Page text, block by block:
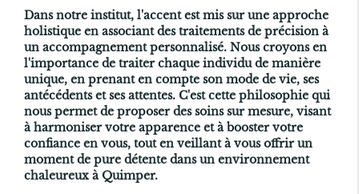
Dans notre institut, l'accent est mis sur une approche
holistique en associant des traitements de précision à
un accompagnement personnalisé. Nous croyons en
l'importance de traiter chaque individu de manière
unique, en prenant en compte son mode de vie, ses
antécédents et ses attentes. C'est cette philosophie qui
nous permet de proposer des soins sur mesure, visant
à harmoniser votre apparence et à booster votre
confiance en vous, tout en veillant à vous offrir un
moment de pure détente dans un environnement
chaleureux à Quimper.